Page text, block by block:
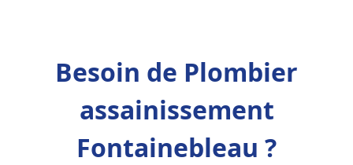
Besoin de Plombier
assainissement
Fontainebleau ?